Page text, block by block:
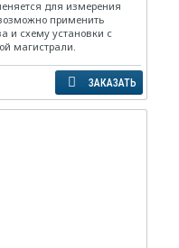
для измерения
применить
и схему установки с
магистрали.
ЗАКАЗАТЬ